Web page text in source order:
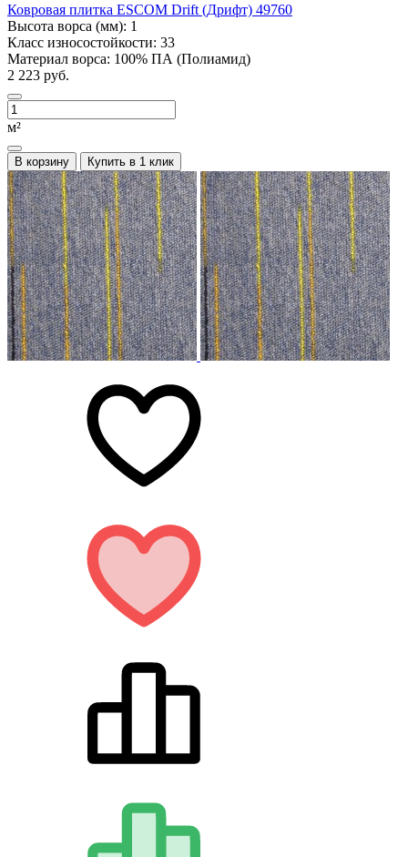
Ковровая плитка ESCOM Drift (Дрифт) 49760
Высота ворса (мм): 1
Класс износостойкости: 33
Материал ворса: 100% ПА (Полиамид)
2 223 руб.
м²
В корзину Купить в 1 клик